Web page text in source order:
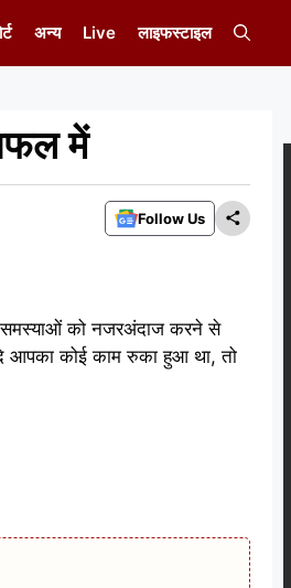
अन्य Live लाइफस्टाइल
में
Follow Us
समस्याओं को नजरअंदाज करने से
आपका कोई काम रुका हुआ था, तो